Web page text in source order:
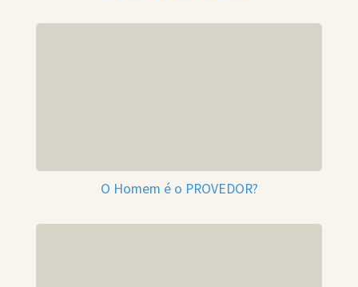
O Homem é o PROVEDOR?